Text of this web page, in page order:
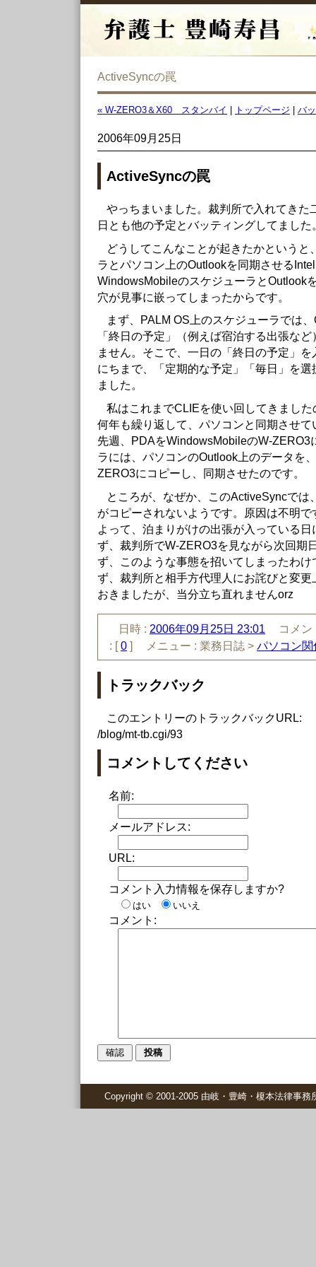
ActiveSyncの罠
« W-ZERO3＆X60 スタンバイ トップページ バ
2006年09月25日
ActiveSyncの罠
やっちまいました。裁判所で入れてきた
日とも他の予定とバッティングしてました
どうしてこんなことが起きたかというと
ラとパソコン上のOutlookを同期させる
WindowsMobileのスケジューラとOutlook
穴が見事に嵌ってしまったからです。
まず、PALM OS上のスケジューラでは
「終日の予定」（例えば宿泊する出張な
ません。そこで、一日の「終日の予定」
にちまで、「定期的な予定」「毎日」を
ました。
私はこれまでCLIEを使い回してきまし
何年も繰り返して、パソコンと同期させ
先週、PDAをWindowsMobileのW-ZERO3
ラには、パソコンのOutlook上のデータを
ZERO3にコピーし、同期させたのです。
ところが、なぜか、このActiveSyncでは
がコピーされないようです。原因は不明
よって、泊まりがけの出張が入っている
ず、裁判所でW-ZERO3を見ながら次回期
ず、このような事態を招いてしまったわ
ず、裁判所と相手方代理人にお詫びと変
おきましたが、当分立ち直れませんorz
日時 : 2006年09月25日 23:01
コメ
: [0 ] メニュー : 業務日誌 > パソコン関
トラックバック
このエントリーのトラックバックURL:
/blog/mt-tb.cgi/93
コメントしてください
名前:
メールアドレス:
URL:
コメント入力情報を保存しますか?
はい いいえ
コメント:
Copyright © 2001-2005 由岐・豊崎・榎本法律事